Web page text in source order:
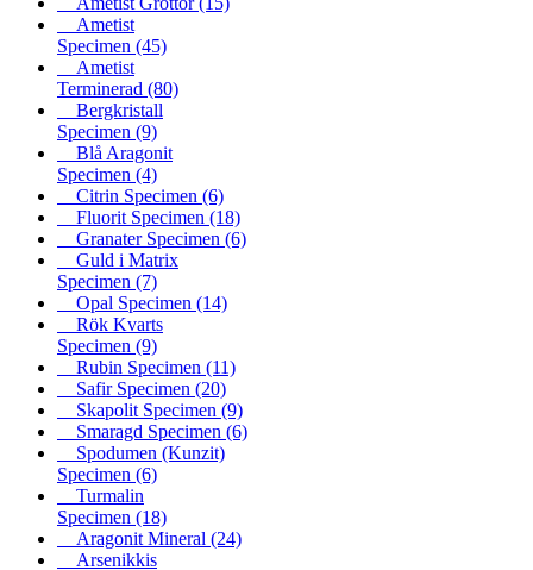
Ametist
Specimen (45)
Ametist
Terminerad (80)
Bergkristall
Specimen (9)
Blå Aragonit
Specimen (4)
Citrin Specimen (6)
Fluorit Specimen (18)
Granater Specimen (6)
Guld i Matrix
Specimen (7)
Opal Specimen (14)
Rök Kvarts
Specimen (9)
Rubin Specimen (11)
Safir Specimen (20)
Skapolit Specimen (9)
Smaragd Specimen (6)
Spodumen (Kunzit)
Specimen (6)
Turmalin
Specimen (18)
Aragonit Mineral (24)
Arsenikkis